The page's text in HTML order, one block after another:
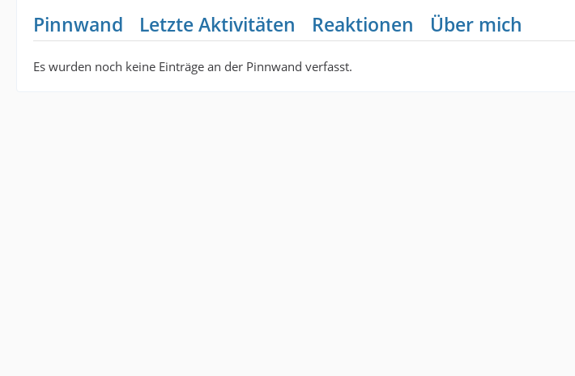
Pinnwand Letzte Aktivitäten Reaktionen Über mich
Es wurden noch keine Einträge an der Pinnwand verfasst.